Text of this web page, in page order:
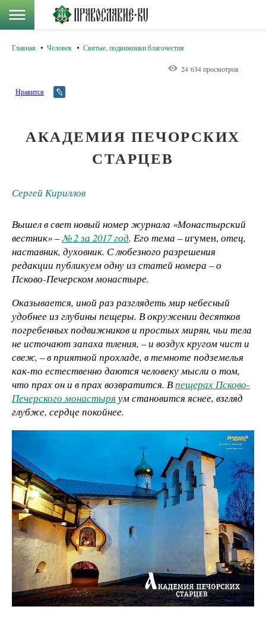
Главная Человек Святые, подвижники благочестия
24 634 просмотров
Нравится
АКАДЕМИЯ ПЕЧОРСКИХ
СТАРЦЕВ
Сергей Кириллов
Вышел в свет новый номер журнала «Монастырский
вестник» –№ 2 за 2017 год. Его тема –игумен,отец,
наставник, духовник. С любезного разрешения
редакции публикуем одну из статей номера – о
Псково-Печерском монастыре.
Оказывается, иной раз разглядеть мир небесный
удобнее из глубины пещеры. В окружении десятков
погребенных подвижников и простых мирян, чьи тела
не источают запаха тления, – и воздух кругом чист и
свеж, – в приятной прохладе, в темноте подземелья
как-то естественно даются человеку мысли о том,
что прах он и в прах возвратится. Впещерах Псково-
Печерского монастыря ум становится яснее, взгляд
глубже, сердце покойнее.